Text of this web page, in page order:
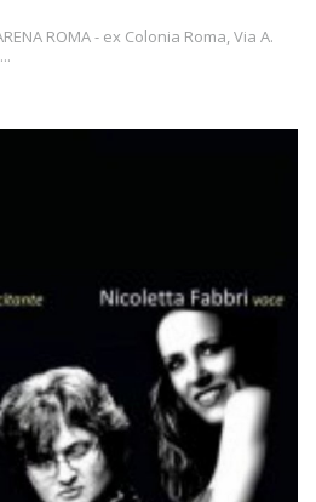
correttamente senza questi
tuo consenso.
ROMA - ex Colonia Roma, Via A.